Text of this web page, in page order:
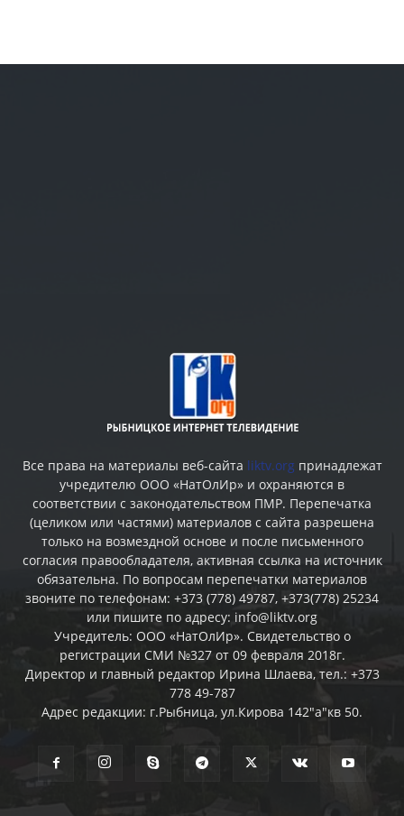
Все права на материалы веб-сайта liktv.org принадлежат
учредителю ООО «НатОлИр» и охраняются в
соответствии с законодательством ПМР. Перепечатка
(целиком или частями) материалов c сайта разрешена
только на возмездной основе и после письменного
согласия правообладателя, активная ссылка на источник
обязательна. По вопросам перепечатки материалов
звоните по телефонам: +373 (778) 49787, +373(778) 25234
или пишите по адресу: info@liktv.org
Учредитель: ООО «НатОлИр». Свидетельство о
регистрации СМИ №327 от 09 февраля 2018г.
Директор и главный редактор Ирина Шлаева, тел.: +373
778 49-787
Адрес редакции: г.Рыбница, ул.Кирова 142"а"кв 50.